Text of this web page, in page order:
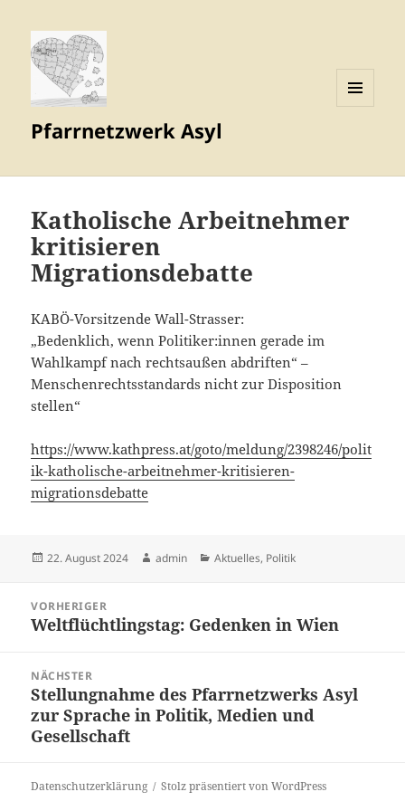
Pfarrnetzwerk Asyl
Katholische Arbeitnehmer
kritisieren
Migrationsdebatte
KABÖ-Vorsitzende Wall-Strasser:
„Bedenklich, wenn Politiker:innen gerade im
Wahlkampf nach rechtsaußen abdriften“ –
Menschenrechtsstandards nicht zur Disposition
stellen“
https://www.kathpress.at/goto/meldung/2398246/polit
ik-katholische-arbeitnehmer-kritisieren-
migrationsdebatte
Veröffentlicht
22. August 2024 Autor
admin Kategorien
Aktuelles, Politik
Navigation
VORHERIGER
Vorheriger
Weltflüchtlingstag: Gedenken in Wien
NÄCHSTER
Nächster
Beitrag:
Stellungnahme des Pfarrnetzwerks Asyl
zur Sprache in Politik, Medien und
Gesellschaft
Datenschutzerklärung Stolz präsentiert von WordPress